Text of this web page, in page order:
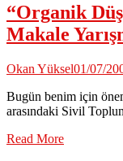
“Organik
Makale
Okan Yüksel01/07/
Bugün benim için
arasındaki Sivil
Read More